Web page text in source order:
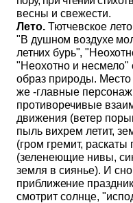
весны и свежести.
Лето. Тютчевское
"В душном воздухе
летних бурь",
"Неохотно и несмело"
образ природы. Место
же -главные
противоречивые
движения (ветер
пыль вихрем летит,
(гром гремит,
(зеленеющие ни­вы,
земля в сиянье). И
приближение
смотрит солнце,